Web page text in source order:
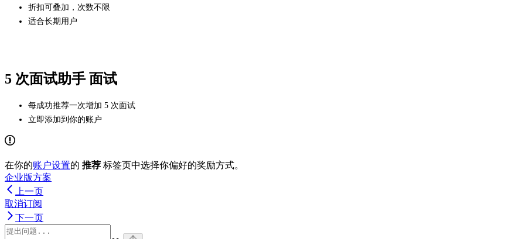
折扣可叠加，次数不限
适合长期用户
5 次面试助手 面试
每成功推荐一次增加 5 次面试
立即添加到你的账户
在你的账户设置的 推荐 标签页中选择你偏好的奖励方式。
企业版方案
上一页
取消订阅
下一页